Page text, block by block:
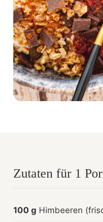
Zutaten für 1
100 g Himbeeren